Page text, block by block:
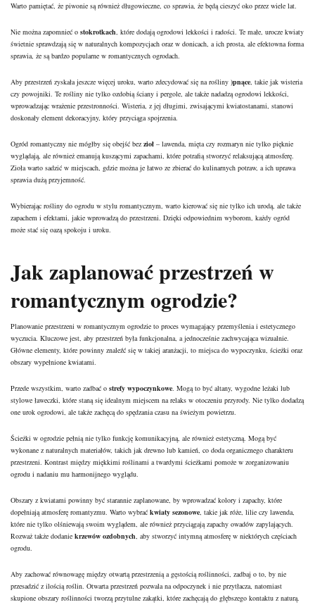
Warto pamiętać, że piwonie są również długowieczne, co sprawia, że będą cieszyć oko przez wiele lat.
Nie można zapomnieć o stokrotkach, które dodają ogrodowi lekkości i radości. Te małe, urocze kwiaty
świetnie sprawdzają się w naturalnych kompozycjach oraz w donicach, a ich prosta, ale efektowna forma
sprawia, że są bardzo popularne w romantycznych ogrodach.
Aby przestrzeń zyskała jeszcze więcej uroku, warto zdecydować się na rośliny )pnące, takie jak wisteria
czy powojniki. Te rośliny nie tylko ozdobią ściany i pergole, ale także nadadzą ogrodowi lekkości,
wprowadzając wrażenie przestronności. Wisteria, z jej długimi, zwisającymi kwiatostanami, stanowi
doskonały element dekoracyjny, który przyciąga spojrzenia.
Ogród romantyczny nie mógłby się obejść bez zioł – lawenda, mięta czy rozmaryn nie tylko pięknie
wyglądają, ale również emanują kuszącymi zapachami, które potrafią stworzyć relaksującą atmosferę.
Zioła warto sadzić w miejscach, gdzie można je łatwo ze zbierać do kulinarnych potraw, a ich uprawa
sprawia dużą przyjemność.
Wybierając rośliny do ogrodu w stylu romantycznym, warto kierować się nie tylko ich urodą, ale także
zapachem i efektami, jakie wprowadzą do przestrzeni. Dzięki odpowiednim wyborom, każdy ogród
może stać się oazą spokoju i uroku.
Jak zaplanować przestrzeń w
romantycznym ogrodzie?
Planowanie przestrzeni w romantycznym ogrodzie to proces wymagający przemyślenia i estetycznego
wyczucia. Kluczowe jest, aby przestrzeń była funkcjonalna, a jednocześnie zachwycająca wizualnie.
Główne elementy, które powinny znaleźć się w takiej aranżacji, to miejsca do wypoczynku, ścieżki oraz
obszary wypełnione kwiatami.
Przede wszystkim, warto zadbać o strefy wypoczynkowe. Mogą to być altany, wygodne leżaki lub
stylowe ławeczki, które staną się idealnym miejscem na relaks w otoczeniu przyrody. Nie tylko dodadzą
one urok ogrodowi, ale także zachęcą do spędzania czasu na świeżym powietrzu.
Ścieżki w ogrodzie pełnią nie tylko funkcję komunikacyjną, ale również estetyczną. Mogą być
wykonane z naturalnych materiałów, takich jak drewno lub kamień, co doda organicznego charakteru
przestrzeni. Kontrast między miękkimi roślinami a twardymi ścieżkami pomoże w zorganizowaniu
ogrodu i nadaniu mu harmonijnego wyglądu.
Obszary z kwiatami powinny być starannie zaplanowane, by wprowadzać kolory i zapachy, które
dopełniają atmosferę romantyzmu. Warto wybrać kwiaty sezonowe, takie jak róże, lilie czy lawenda,
które nie tylko olśniewają swoim wyglądem, ale również przyciągają zapachy owadów zapylających.
Rozważ także dodanie krzewów ozdobnych, aby stworzyć intymną atmosferę w niektórych częściach
ogrodu.
Aby zachować równowagę między otwartą przestrzenią a gęstością roślinności, zadbaj o to, by nie
przesadzić z ilością roślin. Otwarta przestrzeń pozwala na odpoczynek i nie przytłacza, natomiast
skupione obszary roślinności tworzą przytulne zakątki, które zachęcają do głębszego kontaktu z naturą.